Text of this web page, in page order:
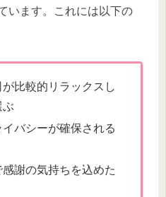
います。これには以下の
が比較的リラックスし
ぶ
イバシーが確保される
感謝の気持ちを込めた